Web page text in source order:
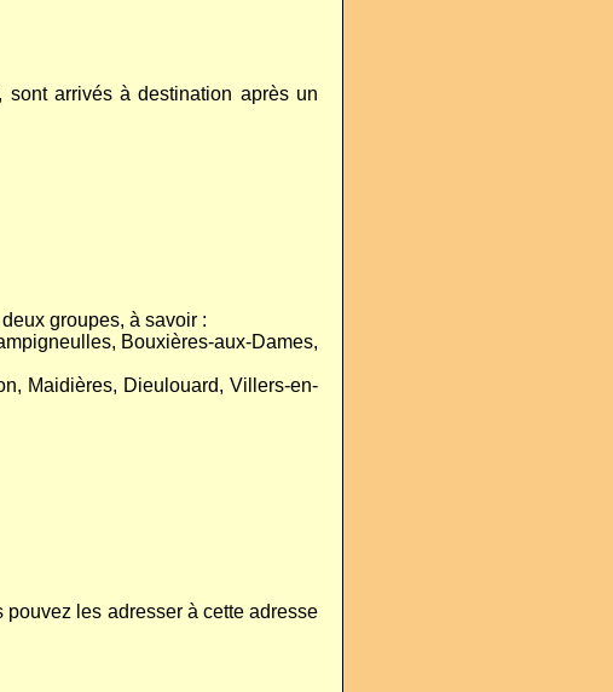
arrivés à destination après un
groupes, à savoir :
Bouxières-aux-Dames,
Maidières, Dieulouard, Villers-en-
les adresser à cette adresse